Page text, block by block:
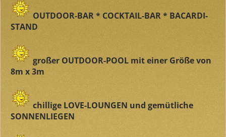
OUTDOOR-BAR * COCKTAIL-BAR * BACARDI-
STAND
großer OUTDOOR-POOL mit einer Größe von
8m x 3m
chillige LOVE-LOUNGEN und gemütliche
SONNENLIEGEN